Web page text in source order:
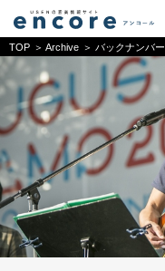
TOP Archive バックナンバー